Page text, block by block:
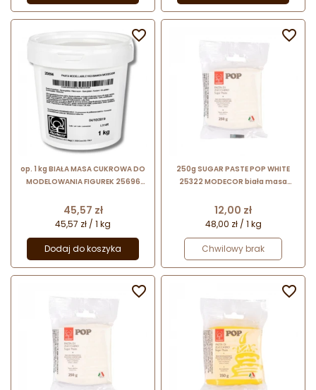
op. 1 kg BIAŁA MASA CUKROWA DO
MODELOWANIA FIGUREK 25696
Cena
45,57 zł
45,57 zł / 1 kg
Dodaj do koszyka

250g SUGAR PASTE POP WHITE
25322 MODECOR biała masa
Cena
12,00 zł
48,00 zł / 1 kg
Chwilowy brak

 